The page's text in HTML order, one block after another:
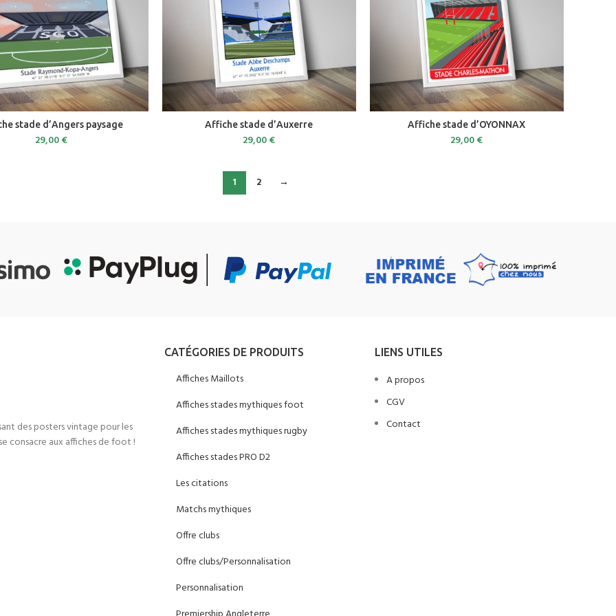
ADD TO CART
stade d’Angers paysage
29,00€
ADD TO CART
Affiche stade d’Auxerre
29,00€
ADD TO CART
Affiche stade d’OYONNAX
29,00€
1 2 →
des posters vintage pour les
consacre aux affiches de foot !
CATÉGORIES DE PRODUITS
Affiches Maillots
Affiches stades mythiques foot
Affiches stades mythiques rugby
Affiches stades PRO D2
Les citations
Matchs mythiques
Offre clubs
Offre clubs/Personnalisation
Personnalisation
LIENS UTILES
A propos
CGV
Contact